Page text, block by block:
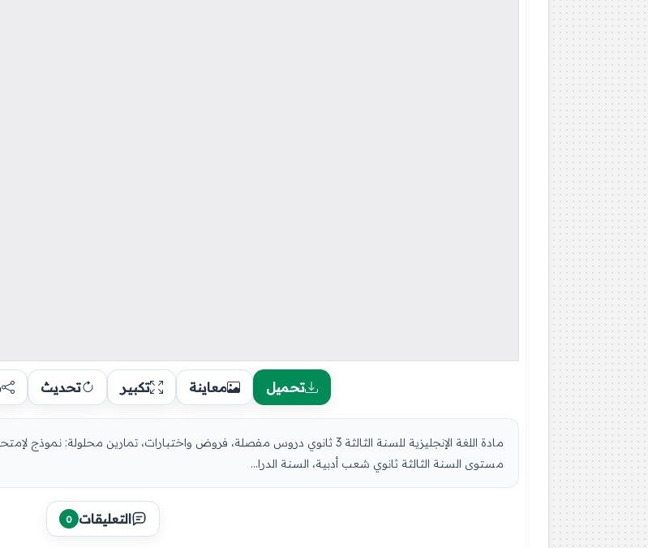
تحميل معاينة تكبير تحديث
مستوى السنة الثالثة ثانوي شعب أدبية، السنة الدرا...
التعليقات 0